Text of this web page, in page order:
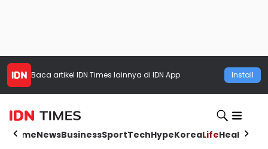
Baca artikel IDN Times lainnya di IDN App Install
HomeNewsBusinessSportTechHypeKoreaLifeHealth